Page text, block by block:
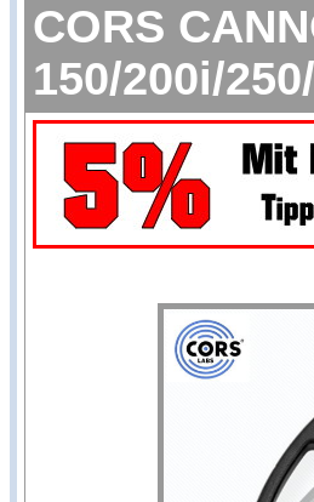
CORS
150/200i/